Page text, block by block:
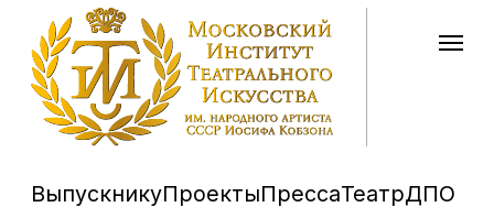
ВыпускникуПроекты ПрессаТеатрДПО